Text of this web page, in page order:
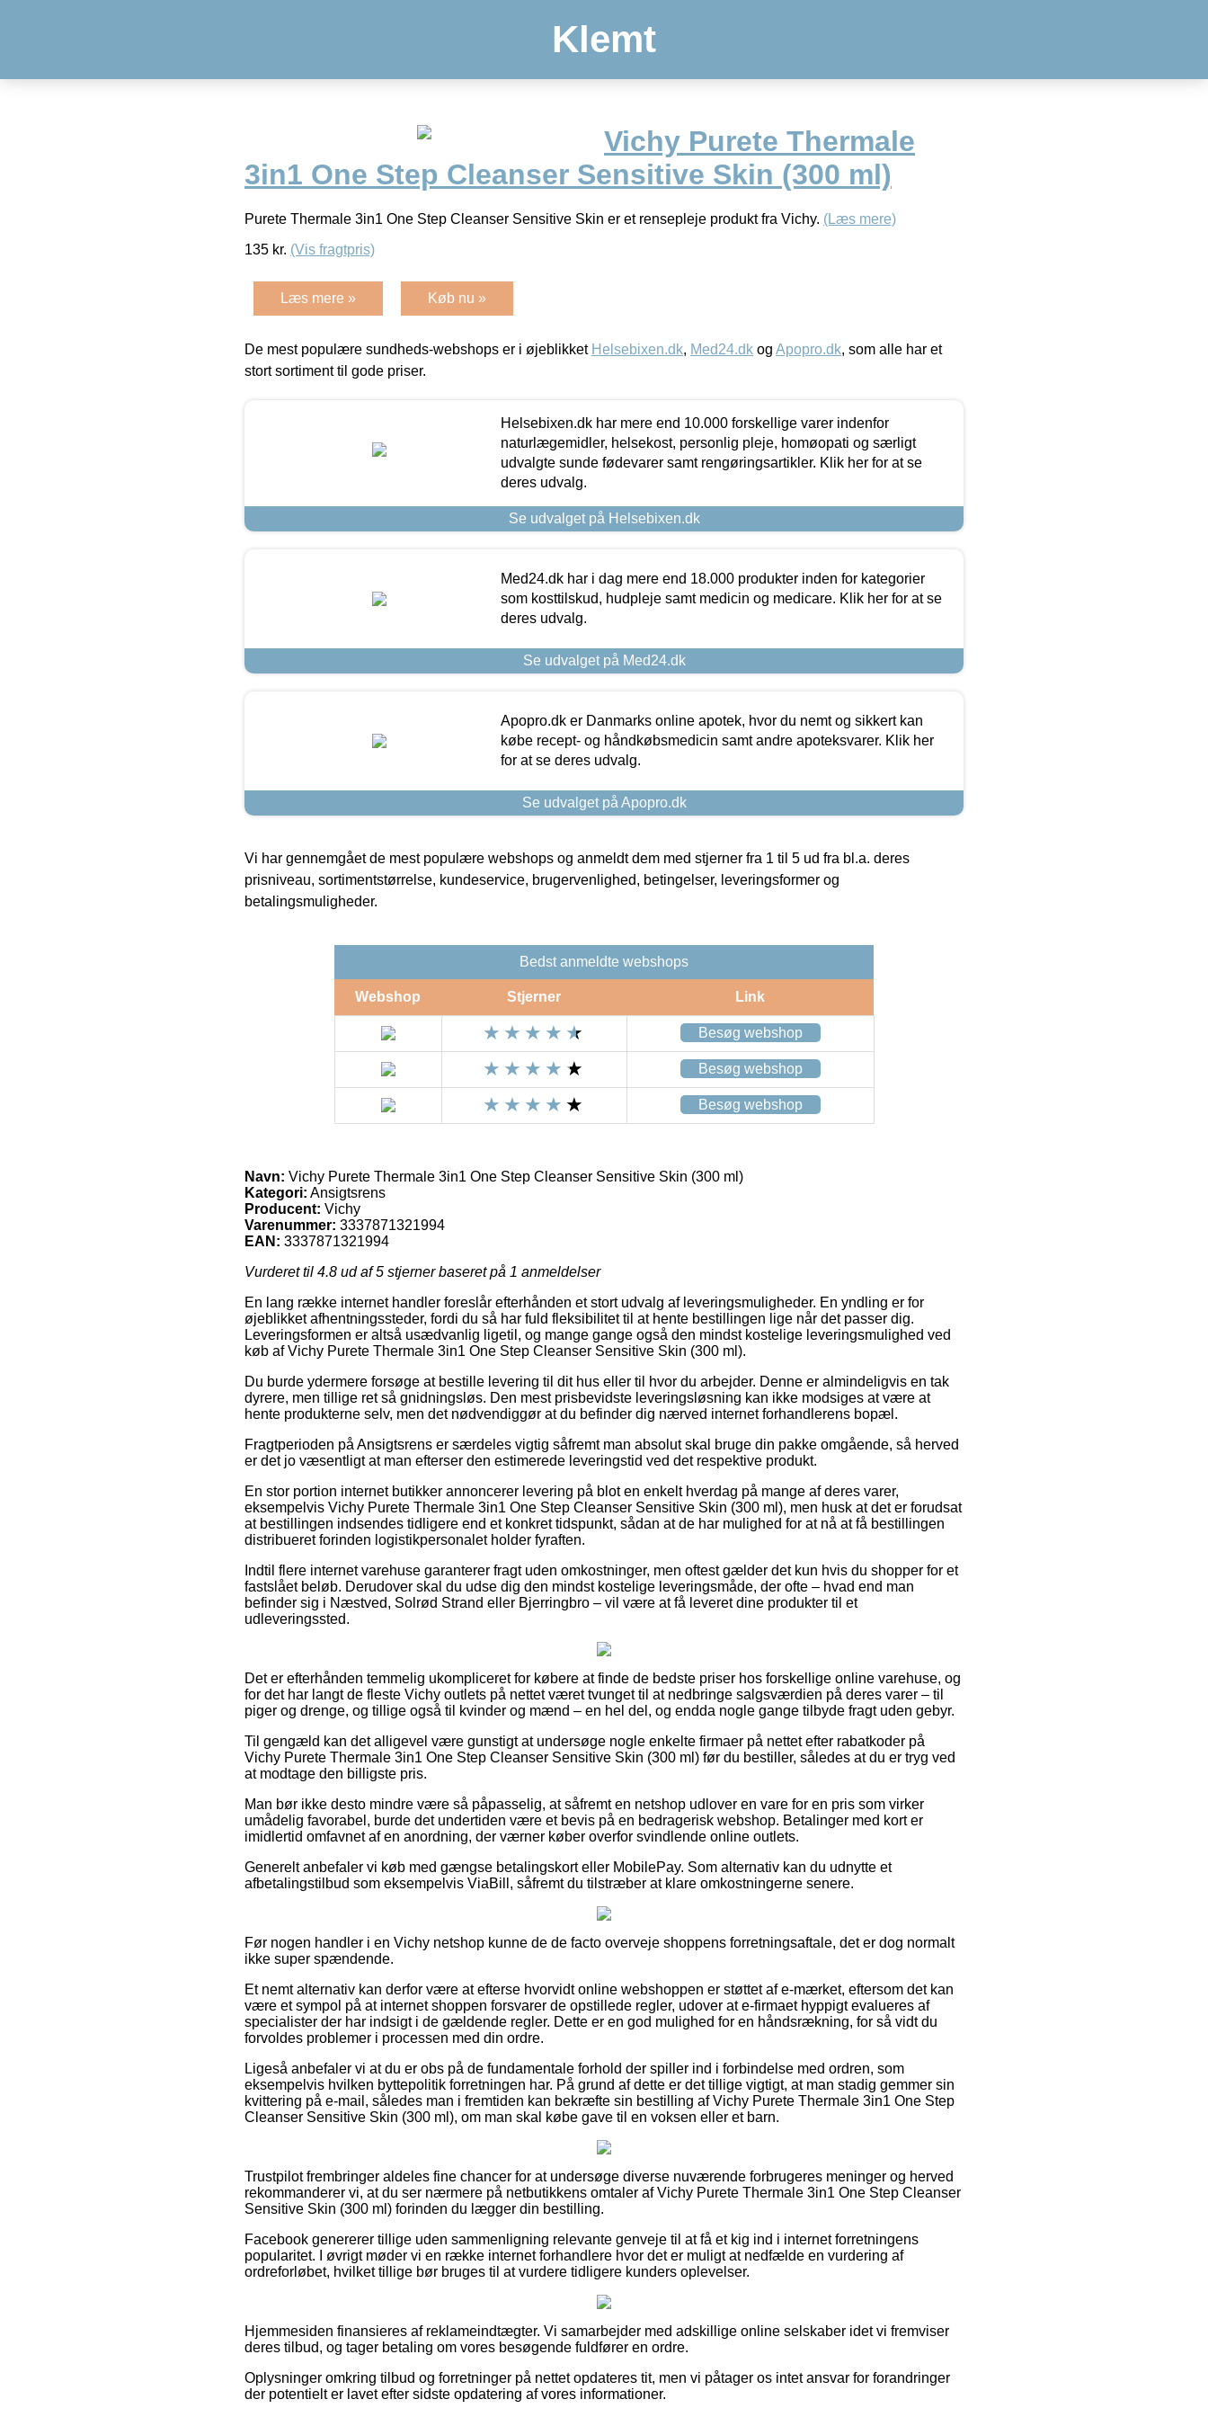
Klemt
Vichy Purete Thermale
3in1 One Step Cleanser Sensitive Skin (300 ml)
Purete Thermale 3in1 One Step Cleanser Sensitive Skin er et rensepleje produkt fra Vichy. (Læs mere)
135 kr. (Vis fragtpris)
Læs mere » Køb nu »
De mest populære sundheds-webshops er i øjeblikket Helsebixen.dk, Med24.dk og Apopro.dk, som alle har et
stort sortiment til gode priser.
Helsebixen.dk har mere end 10.000 forskellige varer indenfor
naturlægemidler, helsekost, personlig pleje, homøopati og særligt
udvalgte sunde fødevarer samt rengøringsartikler. Klik her for at se
deres udvalg.
Se udvalget på Helsebixen.dk
Med24.dk har i dag mere end 18.000 produkter inden for kategorier
som kosttilskud, hudpleje samt medicin og medicare. Klik her for at se
deres udvalg.
Se udvalget på Med24.dk
Apopro.dk er Danmarks online apotek, hvor du nemt og sikkert kan
købe recept- og håndkøbsmedicin samt andre apoteksvarer. Klik her
for at se deres udvalg.
Se udvalget på Apopro.dk
Vi har gennemgået de mest populære webshops og anmeldt dem med stjerner fra 1 til 5 ud fra bl.a. deres
prisniveau, sortimentstørrelse, kundeservice, brugervenlighed, betingelser, leveringsformer og
betalingsmuligheder.
Bedst anmeldte webshops
Webshop Stjerner Link
Besøg webshop
Besøg webshop
Besøg webshop
Navn: Vichy Purete Thermale 3in1 One Step Cleanser Sensitive Skin (300 ml)
Kategori: Ansigtsrens
Producent: Vichy
Varenummer: 3337871321994
EAN: 3337871321994
Vurderet til 4.8 ud af 5 stjerner baseret på 1 anmeldelser
En lang række internet handler foreslår efterhånden et stort udvalg af leveringsmuligheder. En yndling er for
øjeblikket afhentningssteder, fordi du så har fuld fleksibilitet til at hente bestillingen lige når det passer dig.
Leveringsformen er altså usædvanlig ligetil, og mange gange også den mindst kostelige leveringsmulighed ved
køb af Vichy Purete Thermale 3in1 One Step Cleanser Sensitive Skin (300 ml).
Du burde ydermere forsøge at bestille levering til dit hus eller til hvor du arbejder. Denne er almindeligvis en tak
dyrere, men tillige ret så gnidningsløs. Den mest prisbevidste leveringsløsning kan ikke modsiges at være at
hente produkterne selv, men det nødvendiggør at du befinder dig nærved internet forhandlerens bopæl.
Fragtperioden på Ansigtsrens er særdeles vigtig såfremt man absolut skal bruge din pakke omgående, så herved
er det jo væsentligt at man efterser den estimerede leveringstid ved det respektive produkt.
En stor portion internet butikker annoncerer levering på blot en enkelt hverdag på mange af deres varer,
eksempelvis Vichy Purete Thermale 3in1 One Step Cleanser Sensitive Skin (300 ml), men husk at det er forudsat
at bestillingen indsendes tidligere end et konkret tidspunkt, sådan at de har mulighed for at nå at få bestillingen
distribueret forinden logistikpersonalet holder fyraften.
Indtil flere internet varehuse garanterer fragt uden omkostninger, men oftest gælder det kun hvis du shopper for et
fastslået beløb. Derudover skal du udse dig den mindst kostelige leveringsmåde, der ofte – hvad end man
befinder sig i Næstved, Solrød Strand eller Bjerringbro – vil være at få leveret dine produkter til et
udleveringssted.
Det er efterhånden temmelig ukompliceret for købere at finde de bedste priser hos forskellige online varehuse, og
for det har langt de fleste Vichy outlets på nettet været tvunget til at nedbringe salgsværdien på deres varer – til
piger og drenge, og tillige også til kvinder og mænd – en hel del, og endda nogle gange tilbyde fragt uden gebyr.
Til gengæld kan det alligevel være gunstigt at undersøge nogle enkelte firmaer på nettet efter rabatkoder på
Vichy Purete Thermale 3in1 One Step Cleanser Sensitive Skin (300 ml) før du bestiller, således at du er tryg ved
at modtage den billigste pris.
Man bør ikke desto mindre være så påpasselig, at såfremt en netshop udlover en vare for en pris som virker
umådelig favorabel, burde det undertiden være et bevis på en bedragerisk webshop. Betalinger med kort er
imidlertid omfavnet af en anordning, der værner køber overfor svindlende online outlets.
Generelt anbefaler vi køb med gængse betalingskort eller MobilePay. Som alternativ kan du udnytte et
afbetalingstilbud som eksempelvis ViaBill, såfremt du tilstræber at klare omkostningerne senere.
Før nogen handler i en Vichy netshop kunne de de facto overveje shoppens forretningsaftale, det er dog normalt
ikke super spændende.
Et nemt alternativ kan derfor være at efterse hvorvidt online webshoppen er støttet af e-mærket, eftersom det kan
være et sympol på at internet shoppen forsvarer de opstillede regler, udover at e-firmaet hyppigt evalueres af
specialister der har indsigt i de gældende regler. Dette er en god mulighed for en håndsrækning, for så vidt du
forvoldes problemer i processen med din ordre.
Ligeså anbefaler vi at du er obs på de fundamentale forhold der spiller ind i forbindelse med ordren, som
eksempelvis hvilken byttepolitik forretningen har. På grund af dette er det tillige vigtigt, at man stadig gemmer sin
kvittering på e-mail, således man i fremtiden kan bekræfte sin bestilling af Vichy Purete Thermale 3in1 One Step
Cleanser Sensitive Skin (300 ml), om man skal købe gave til en voksen eller et barn.
Trustpilot frembringer aldeles fine chancer for at undersøge diverse nuværende forbrugeres meninger og herved
rekommanderer vi, at du ser nærmere på netbutikkens omtaler af Vichy Purete Thermale 3in1 One Step Cleanser
Sensitive Skin (300 ml) forinden du lægger din bestilling.
Facebook genererer tillige uden sammenligning relevante genveje til at få et kig ind i internet forretningens
popularitet. I øvrigt møder vi en række internet forhandlere hvor det er muligt at nedfælde en vurdering af
ordreforløbet, hvilket tillige bør bruges til at vurdere tidligere kunders oplevelser.
Hjemmesiden finansieres af reklameindtægter. Vi samarbejder med adskillige online selskaber idet vi fremviser
deres tilbud, og tager betaling om vores besøgende fuldfører en ordre.
Oplysninger omkring tilbud og forretninger på nettet opdateres tit, men vi påtager os intet ansvar for forandringer
der potentielt er lavet efter sidste opdatering af vores informationer.